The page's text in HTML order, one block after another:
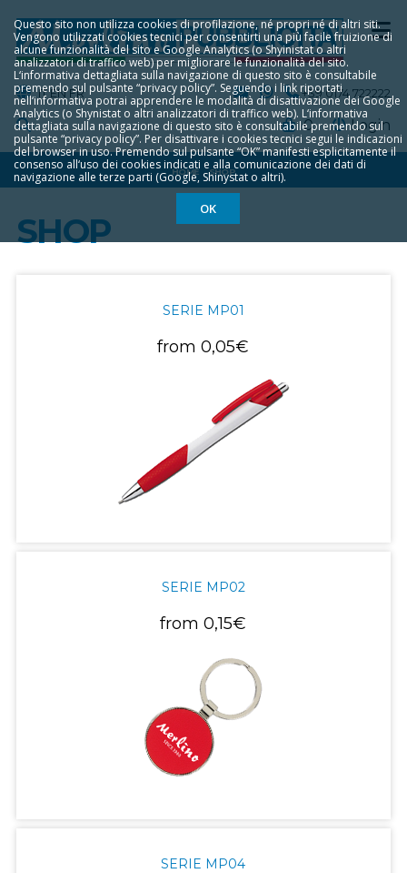
Questo sito non utilizza cookies di profilazione, né propri né di altri siti.
Vengono utilizzati cookies tecnici per consentirti una più facile fruizione di
alcune funzionalità del sito e Google Analytics (o Shyinistat o altri
analizzatori di traffico web) per migliorare le funzionalità del sito.
L‘informativa dettagliata sulla navigazione di questo sito è consultabile
premendo sul pulsante “privacy policy”. Seguendo i link riportati
nell‘informativa potrai apprendere le modalità di disattivazione dei Google
Analytics (o Shynistat o altri analizzatori di traffico web). L‘informativa
dettagliata sulla navigazione di questo sito è consultabile premendo sul
pulsante “privacy policy”. Per disattivare i cookies tecnici segui le indicazioni
del browser in uso. Premendo sul pulsante “OK” manifesti esplicitamente il
consenso all‘uso dei cookies indicati e alla comunicazione dei dati di
navigazione alle terze parti (Google, Shinystat o altri).
OK
IT EN FR +39 0174 722222
Login
0
HOME SHOP
SHOP
SERIE MP01
from 0,05€
SERIE MP02
from 0,15€
SERIE MP04